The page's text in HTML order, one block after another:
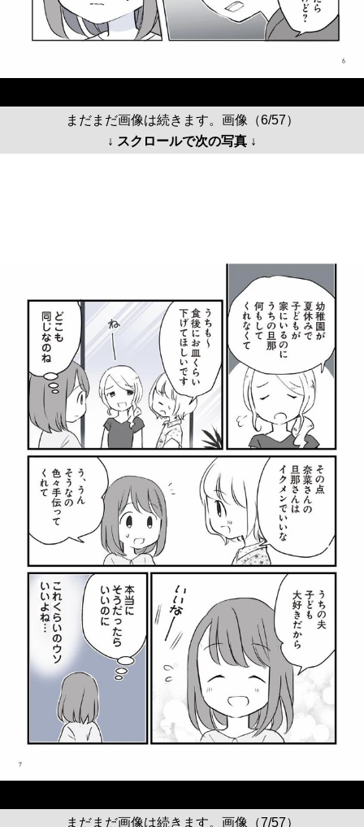
まだまだ画像は続きます。画像（6/57）
↓ スクロールで次の写真 ↓
まだまだ画像は続きます。画像（7/57）